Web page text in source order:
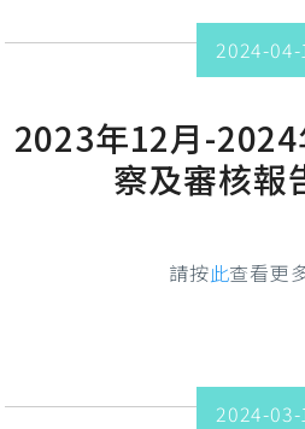
2024-04-
2023年12月-
察及審核報
請按此查看更
2024-03-